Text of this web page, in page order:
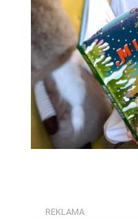
REKLAMA